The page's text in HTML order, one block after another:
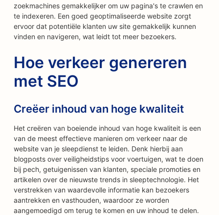
zoekmachines gemakkelijker om uw pagina's te crawlen en
te indexeren. Een goed geoptimaliseerde website zorgt
ervoor dat potentiële klanten uw site gemakkelijk kunnen
vinden en navigeren, wat leidt tot meer bezoekers.
Hoe verkeer genereren
met SEO
Creëer inhoud van hoge kwaliteit
Het creëren van boeiende inhoud van hoge kwaliteit is een
van de meest effectieve manieren om verkeer naar de
website van je sleepdienst te leiden. Denk hierbij aan
blogposts over veiligheidstips voor voertuigen, wat te doen
bij pech, getuigenissen van klanten, speciale promoties en
artikelen over de nieuwste trends in sleeptechnologie. Het
verstrekken van waardevolle informatie kan bezoekers
aantrekken en vasthouden, waardoor ze worden
aangemoedigd om terug te komen en uw inhoud te delen.